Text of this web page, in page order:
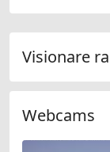
Visionare
Webcams